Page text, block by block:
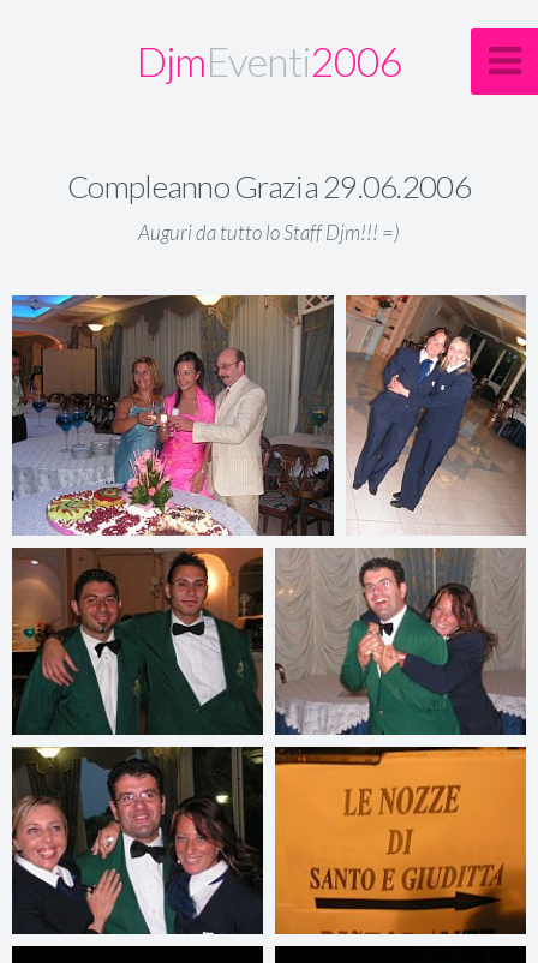
DjmEventi2006
Compleanno Grazia 29.06.2006
Auguri da tutto lo Staff Djm!!! =)